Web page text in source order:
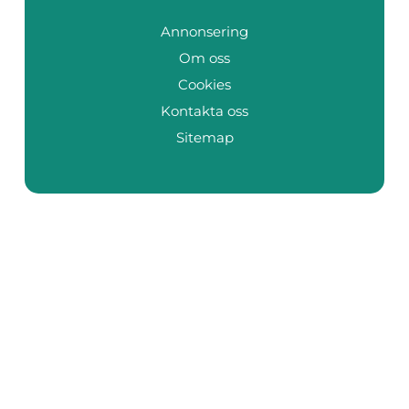
Annonsering
Om oss
Cookies
Kontakta oss
Sitemap